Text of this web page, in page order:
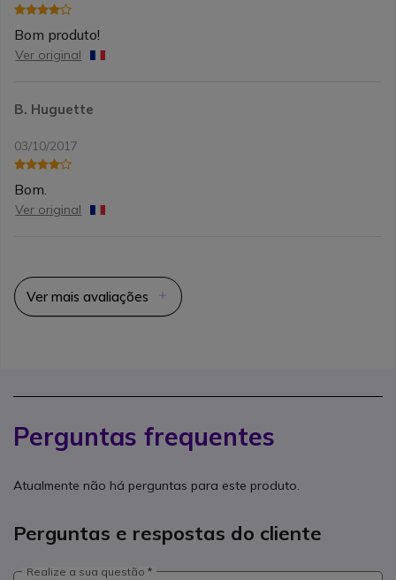
Bom produto!
Ver original
B. Huguette
03/10/2017
Bom.
Ver original
Ver mais avaliações
Perguntas frequentes
Atualmente não há perguntas para este produto.
Perguntas e respostas do cliente
Realize a sua questão